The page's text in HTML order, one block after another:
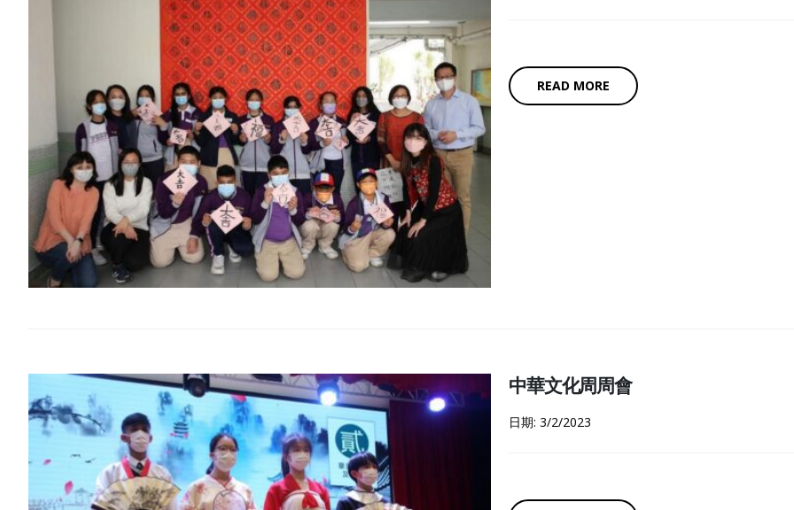
READ MORE
中華文化周周會
日期: 3/2/2023